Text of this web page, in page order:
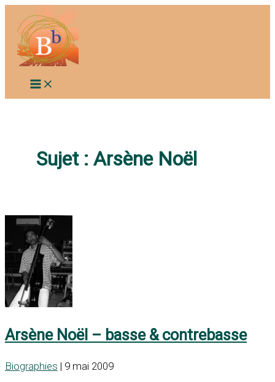
contenu
Sujet : Arsène Noël
Arsène Noël – basse & contrebasse
Biographies | 9 mai 2009